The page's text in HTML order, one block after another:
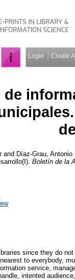
Login Create
de
and Díaz-Grau, Antonio
Boletín de la
since they do
to everybody,
service,
intented